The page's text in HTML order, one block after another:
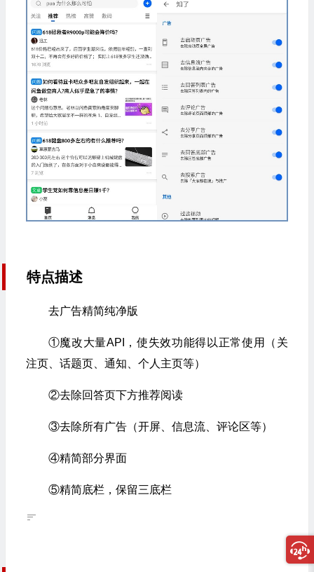
特点描述
去广告精简纯净版
①魔改大量API，使失效功能得以正常使用（关
注页、话题页、通知、个人主页等）
②去除回答页下方推荐阅读
③去除所有广告（开屏、信息流、评论区等）
④精简部分界面
⑤精简底栏，保留三底栏